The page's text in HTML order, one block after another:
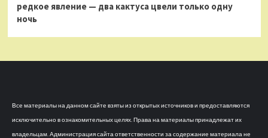
редкое явление — два кактуса цвели только одну
ночь
Все материалы на данном сайте взяты из открытых источников и предоставляются
исключительно в ознакомительных целях. Права на материалы принадлежат их
владельцам. Администрация сайта ответственности за содержание материала не